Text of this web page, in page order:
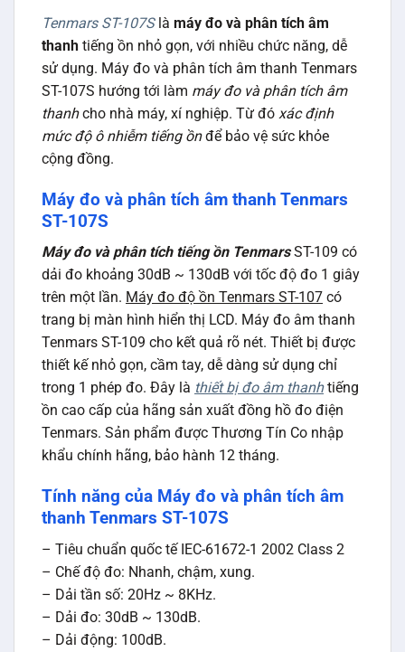
Tenmars ST-107Slà máy đo và phân tích âm
thanh tiếng ồn nhỏ gọn, với nhiều chức năng, dễ
sử dụng. Máy đo và phân tích âm thanh Tenmars
ST-107S hướng tới làm máy đo và phân tích âm
thanhcho nhà máy, xí nghiệp. Từ đó xác định
mức độ ô nhiễm tiếng ồnđể bảo vệ sức khỏe
cộng đồng.
Máy đo và phân tích âm thanh Tenmars
ST-107S
Máy đo và phân tích tiếng ồn TenmarsST-109 có
dải đo khoảng 30dB ~ 130dB với tốc độ đo 1 giây
trên một lần. Máy đo độ ồn Tenmars ST-107 có
trang bị màn hình hiển thị LCD. Máy đo âm thanh
Tenmars ST-109 cho kết quả rõ nét. Thiết bị được
thiết kế nhỏ gọn, cầm tay, dễ dàng sử dụng chỉ
trong 1 phép đo. Đây là thiết bị đo âm thanhtiếng
ồn cao cấp của hãng sản xuất đồng hồ đo điện
Tenmars. Sản phẩm được Thương Tín Co nhập
khẩu chính hãng, bảo hành 12 tháng.
Tính năng của Máy đo và phân tích âm
thanh Tenmars ST-107S
– Tiêu chuẩn quốc tế IEC-61672-1 2002 Class 2
– Chế độ đo: Nhanh, chậm, xung.
– Dải tần số: 20Hz ~ 8KHz.
– Dải đo: 30dB ~ 130dB.
– Dải động: 100dB.